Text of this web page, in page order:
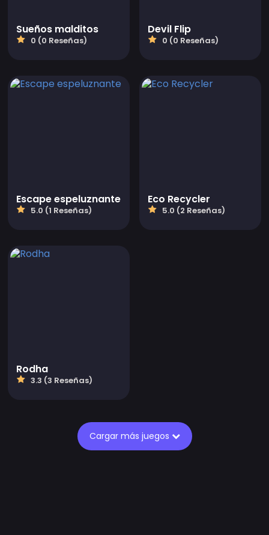
Sueños malditos
0 (0 Reseñas)
Devil Flip
0 (0 Reseñas)
Escape espeluznante
5.0 (1 Reseñas)
Eco Recycler
5.0 (2 Reseñas)
Rodha
3.3 (3 Reseñas)
Cargar más juegos